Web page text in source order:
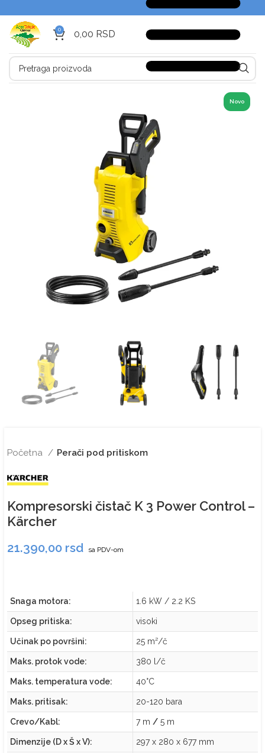
0 0,00 RSD
Novo
Početna Perači pod pritiskom
Kompresorski čistač K 3 Power Control –
Kärcher
21.390,00 rsd sa PDV-om
Snaga motora: 1.6 kW / 2.2 KS
Opseg pritiska: visoki
Učinak po površini: 25 m²/č
Maks. protok vode: 380 l/č
Maks. temperatura vode: 40°C
Maks. pritisak: 20-120 bara
Crevo/Kabl: 7 m / 5 m
Dimenzije (D x Š x V): 297 x 280 x 677 mm